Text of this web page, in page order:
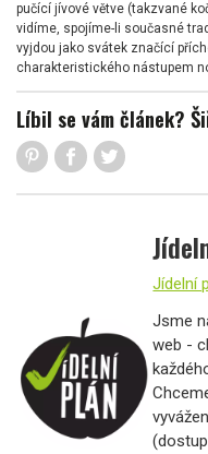
pučící jívové větve (takzvané
vidíme, spojíme-li současné
vyjdou jako svátek značící
charakteristického nástupem
Líbil se vám článek?
Jídelní
Jsme
web -